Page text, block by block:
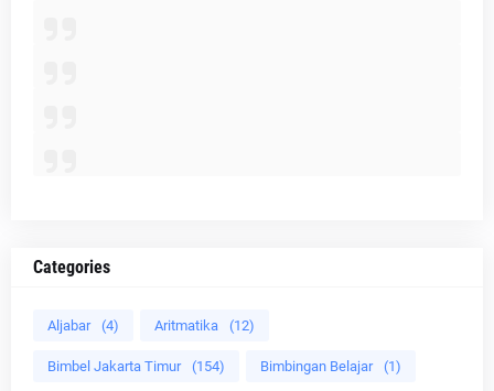
Categories
Aljabar (4) Aritmatika (12)
Bimbel Jakarta Timur (154) Bimbingan Belajar (1)